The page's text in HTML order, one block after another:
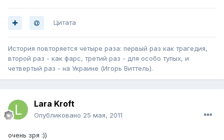
Цитата
История повторяется четыре раза: первый раз как трагедия,
второй раз - как фарс, третий раз - для особо тупых, и
четвертый раз - на Украине (Игорь Виттель).
Lara Kroft
Опубликовано 25 мая, 2011
очень зря :))